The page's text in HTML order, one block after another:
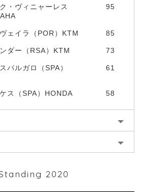
・ヴィニャーレス
95
ェイラ（POR）KTM 85
ダー（RSA）KTM 73
パルガロ（SPA）
61
ス（SPA）HONDA 58
2020